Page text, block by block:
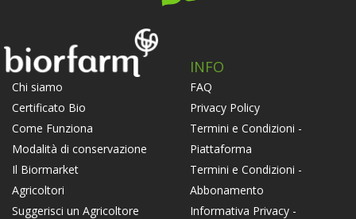
Chi siamo
Certificato Bio
Come Funziona
Modalità di conservazione
Il Biormarket
Agricoltori
Suggerisci un Agricoltore
INFO
FAQ
Privacy Policy
Termini e Condizioni -
Piattaforma
Termini e Condizioni -
Abbonamento
Informativa Privacy -